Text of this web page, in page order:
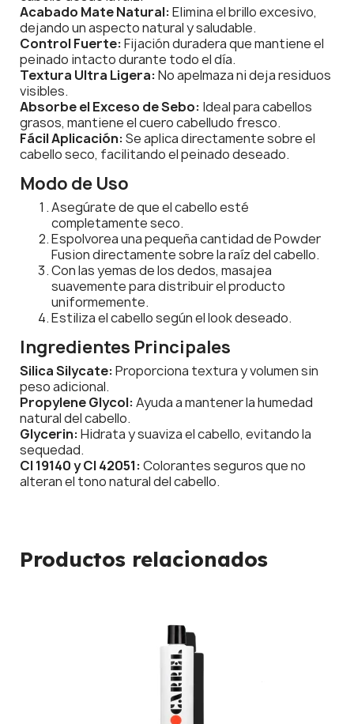
Acabado Mate Natural:Elimina el brillo excesivo,
dejando un aspecto natural y saludable.
Control Fuerte:Fijación duradera que mantiene el
peinado intacto durante todo el día.
Textura Ultra Ligera:No apelmaza ni deja residuos
visibles.
Absorbe el Exceso de Sebo: Ideal para cabellos
grasos, mantiene el cuero cabelludo fresco.
Fácil Aplicación:Se aplica directamente sobre el
cabello seco, facilitando el peinado deseado.
Modo de Uso
Asegúrate de que el cabello esté
completamente seco.
Espolvorea una pequeña cantidad de Powder
Fusion directamente sobre la raíz del cabello.
Con las yemas de los dedos, masajea
suavemente para distribuir el producto
uniformemente.
Estiliza el cabello según el look deseado.
Ingredientes Principales
Silica Silycate:Proporciona textura y volumen sin
peso adicional.
Propylene Glycol:Ayuda a mantener la humedad
natural del cabello.
Glycerin:Hidrata y suaviza el cabello, evitando la
sequedad.
CI 19140 y CI 42051:Colorantes seguros que no
alteran el tono natural del cabello.
Productos relacionados